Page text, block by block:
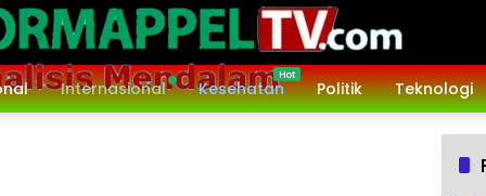
Internasional Kesehatan Politik Teknologi